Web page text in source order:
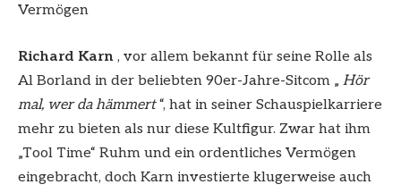
Vermögen
Richard Karn , vor allem bekannt für seine Rolle als
Al Borland in der beliebten 90er-Jahre-Sitcom „ Hör
mal, wer da hämmert“, hat in seiner Schauspielkarriere
mehr zu bieten als nur diese Kultfigur. Zwar hat ihm
„Tool Time“ Ruhm und ein ordentliches Vermögen
eingebracht, doch Karn investierte klugerweise auch